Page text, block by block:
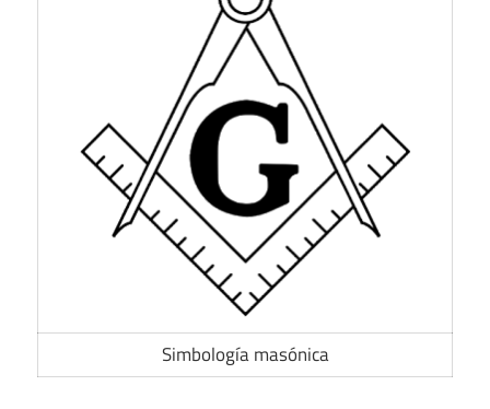
Simbología masónica